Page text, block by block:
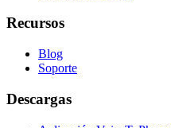
Recursos
Blog
Soporte
Descargas